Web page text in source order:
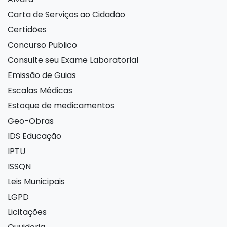
Carta de Serviços ao Cidadão
Certidões
Concurso Publico
Consulte seu Exame Laboratorial
Emissão de Guias
Escalas Médicas
Estoque de medicamentos
Geo-Obras
IDS Educação
IPTU
ISSQN
Leis Municipais
LGPD
Licitações